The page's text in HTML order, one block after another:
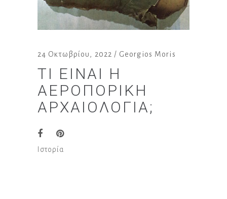
24 Οκτωβρίου, 2022 Georgios Moris
ΤΙ ΕΊΝΑΙ Η
ΑΕΡΟΠΟΡΙΚΉ
ΑΡΧΑΙΟΛΟΓΊΑ;
Ιστορία